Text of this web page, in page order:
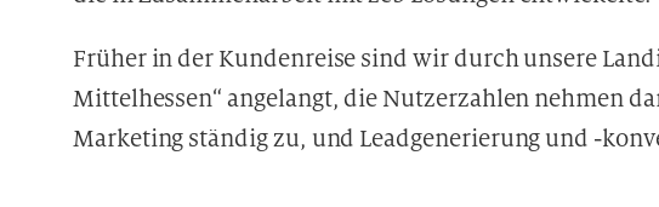
Früher in der Kundenreise sind wir durch unsere
Mittelhessen“ angelangt, die Nutzerzahlen nehmen
Marketing ständig zu, und Leadgenerierung und -